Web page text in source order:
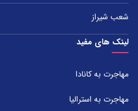
021-37972000
021-43000054
مشهد، بلوار هفت تیر نبش هفت تیر ۸ برج اداری آرمیتاژ طبقه ۱۶ واحد ۱۶۰۵
تلفن:
051-31737000
شعب شیراز
شعبه 1
آدرس:
تلفن:
لینک های مفید
مهاجرت به کانادا
مهاجرت به استرالیا